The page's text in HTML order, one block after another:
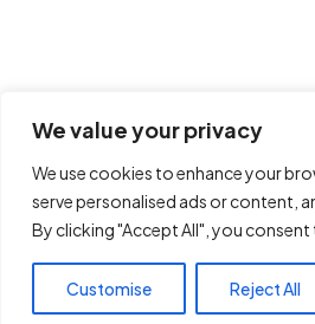
We value your privacy
We use cookies to enhance your
serve personalised ads or content,
By clicking "Accept All", you
Customise Reject All